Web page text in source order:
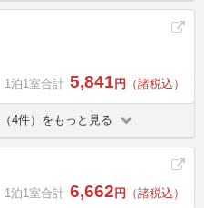
1泊1室合計 5,841 円 （諸税込）
4件）をもっと見る
1泊1室合計 6,662 円 （諸税込）